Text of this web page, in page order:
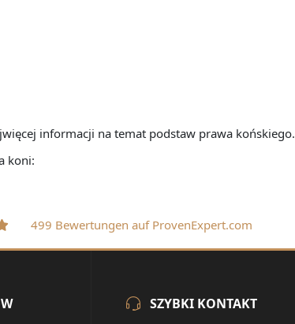
informacji na temat podstaw prawa końskiego.
koni:
499 Bewertungen auf ProvenExpert.com
SZYBKI KONTAKT